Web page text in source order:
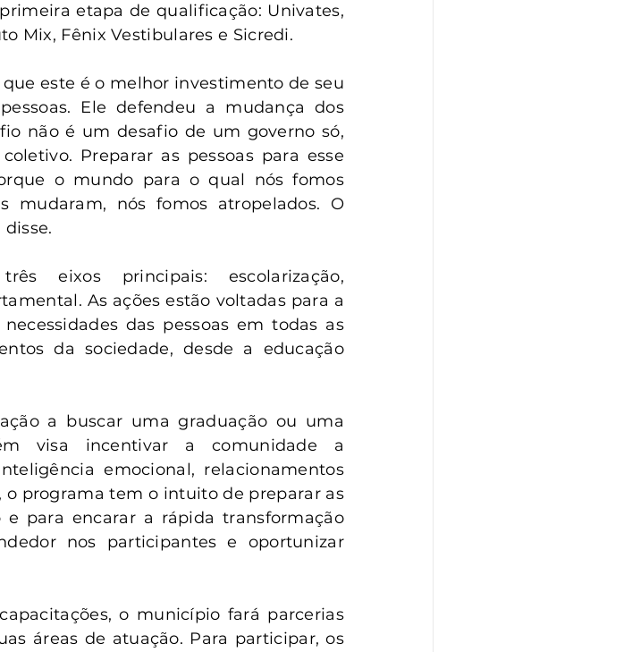
etapa de qualificação: Univates,
Mix, Fênix Vestibulares e Sicredi.
este é o melhor investimento de seu
Ele defendeu a mudança dos
não é um desafio de um governo só,
Preparar as pessoas para esse
o mundo para o qual nós fomos
mudaram, nós fomos atropelados. O
eixos principais: escolarização,
As ações estão voltadas para a
das pessoas em todas as
da sociedade, desde a educação
a buscar uma graduação ou uma
visa incentivar a comunidade a
emocional, relacionamentos
programa tem o intuito de preparar as
para encarar a rápida transformação
nos participantes e oportunizar
o município fará parcerias
áreas de atuação. Para participar, os